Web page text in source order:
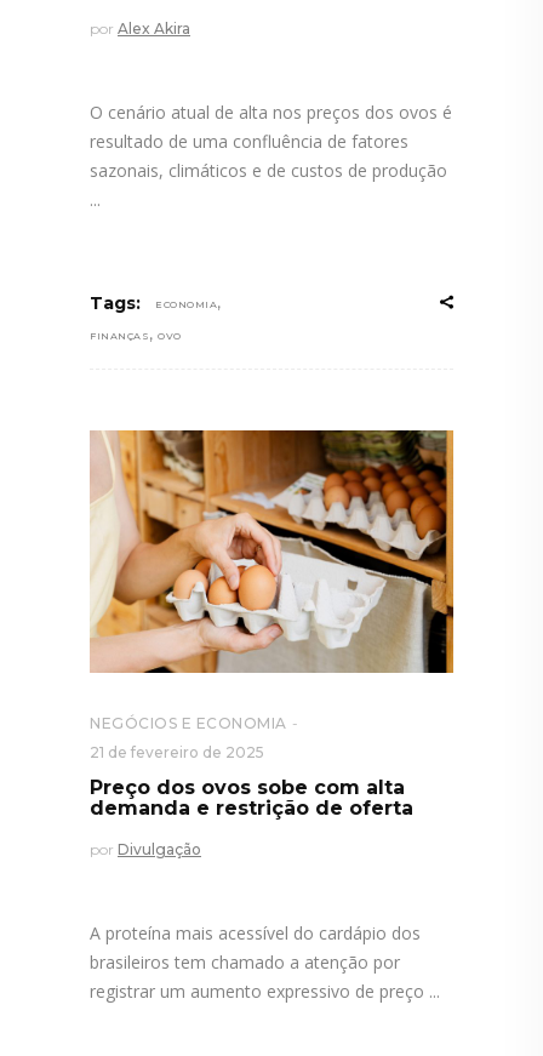
por Alex Akira
O cenário atual de alta nos preços dos ovos é
resultado de uma confluência de fatores
sazonais, climáticos e de custos de produção
Tags: ECONOMIA ,
FINANÇAS , OVO
NEGÓCIOS E ECONOMIA
21 de fevereiro de 2025
Preço dos ovos sobe com alta
demanda e restrição de oferta
por Divulgação
A proteína mais acessível do cardápio dos
brasileiros tem chamado a atenção por
registrar um aumento expressivo de preço